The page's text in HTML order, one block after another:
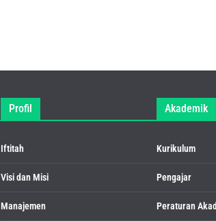
Profil
Iftitah
Visi dan Misi
Manajemen
Akademik
Kurikulum
Pengajar
Peraturan